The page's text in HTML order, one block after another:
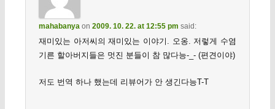
mahabanyaon 2009. 10. 22. at 12:55 pm said:
재미있는 아저씨의 재미있는 이야기. 오옹. 저렇게 수염
기른 할아버지들은 멋진 분들이 참 많다능-_- (편견이야)
저도 번역 하나 했는데 리뷰어가 안 생긴다능T-T